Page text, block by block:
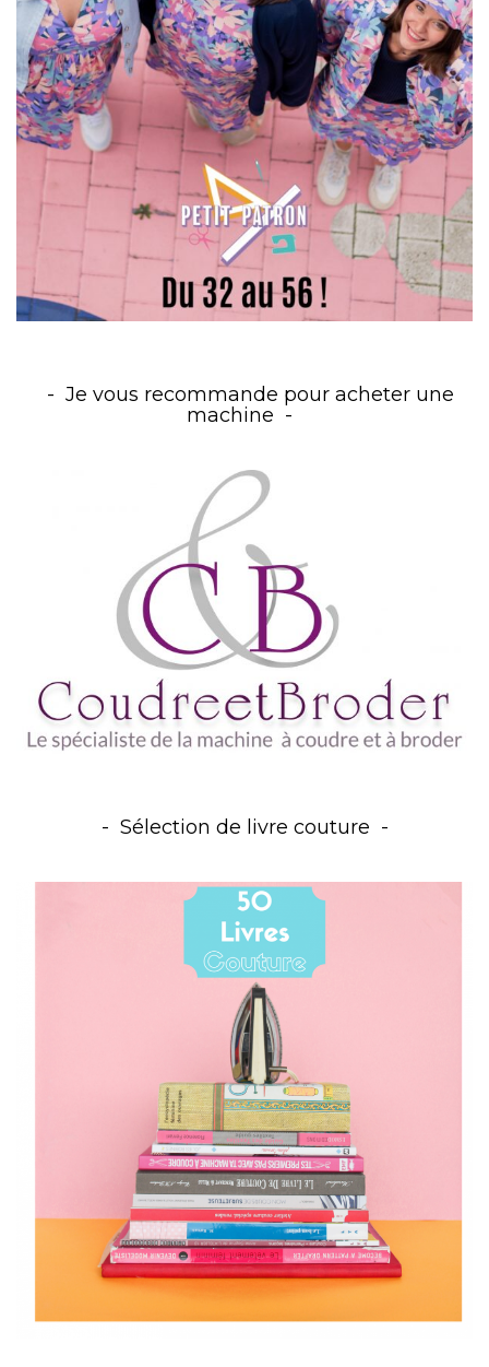
Je vous recommande pour acheter une
machine
Sélection de livre couture